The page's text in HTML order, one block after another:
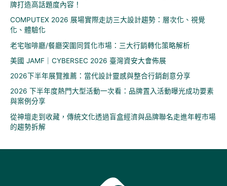
牌打造高話題度內容！
COMPUTEX 2026 展場實際走訪三大設計趨勢：層次化、視覺
化、體驗化
老宅咖啡廳/餐廳突圍同質化市場：三大行銷轉化策略解析
美國 JAMF｜CYBERSEC 2026 臺灣資安大會佈展
2026下半年展覽推薦：當代設計靈感與整合行銷創意分享
2026 下半年度熱門大型活動一次看：品牌置入活動曝光成功要素
與案例分享
從神壇走到收藏，傳統文化透過盲盒經濟與品牌聯名走進年輕市場
的趨勢拆解